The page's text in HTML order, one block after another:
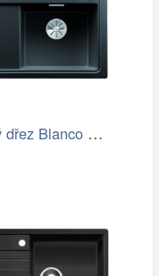
Granitový dřez Blanco ZENAR 45 S InFino…